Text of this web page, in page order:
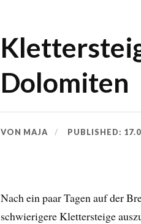
Dolomiten
VON MAJA PUBLISHED:
Nach ein paar Tagen auf der
schwierigere Klettersteige